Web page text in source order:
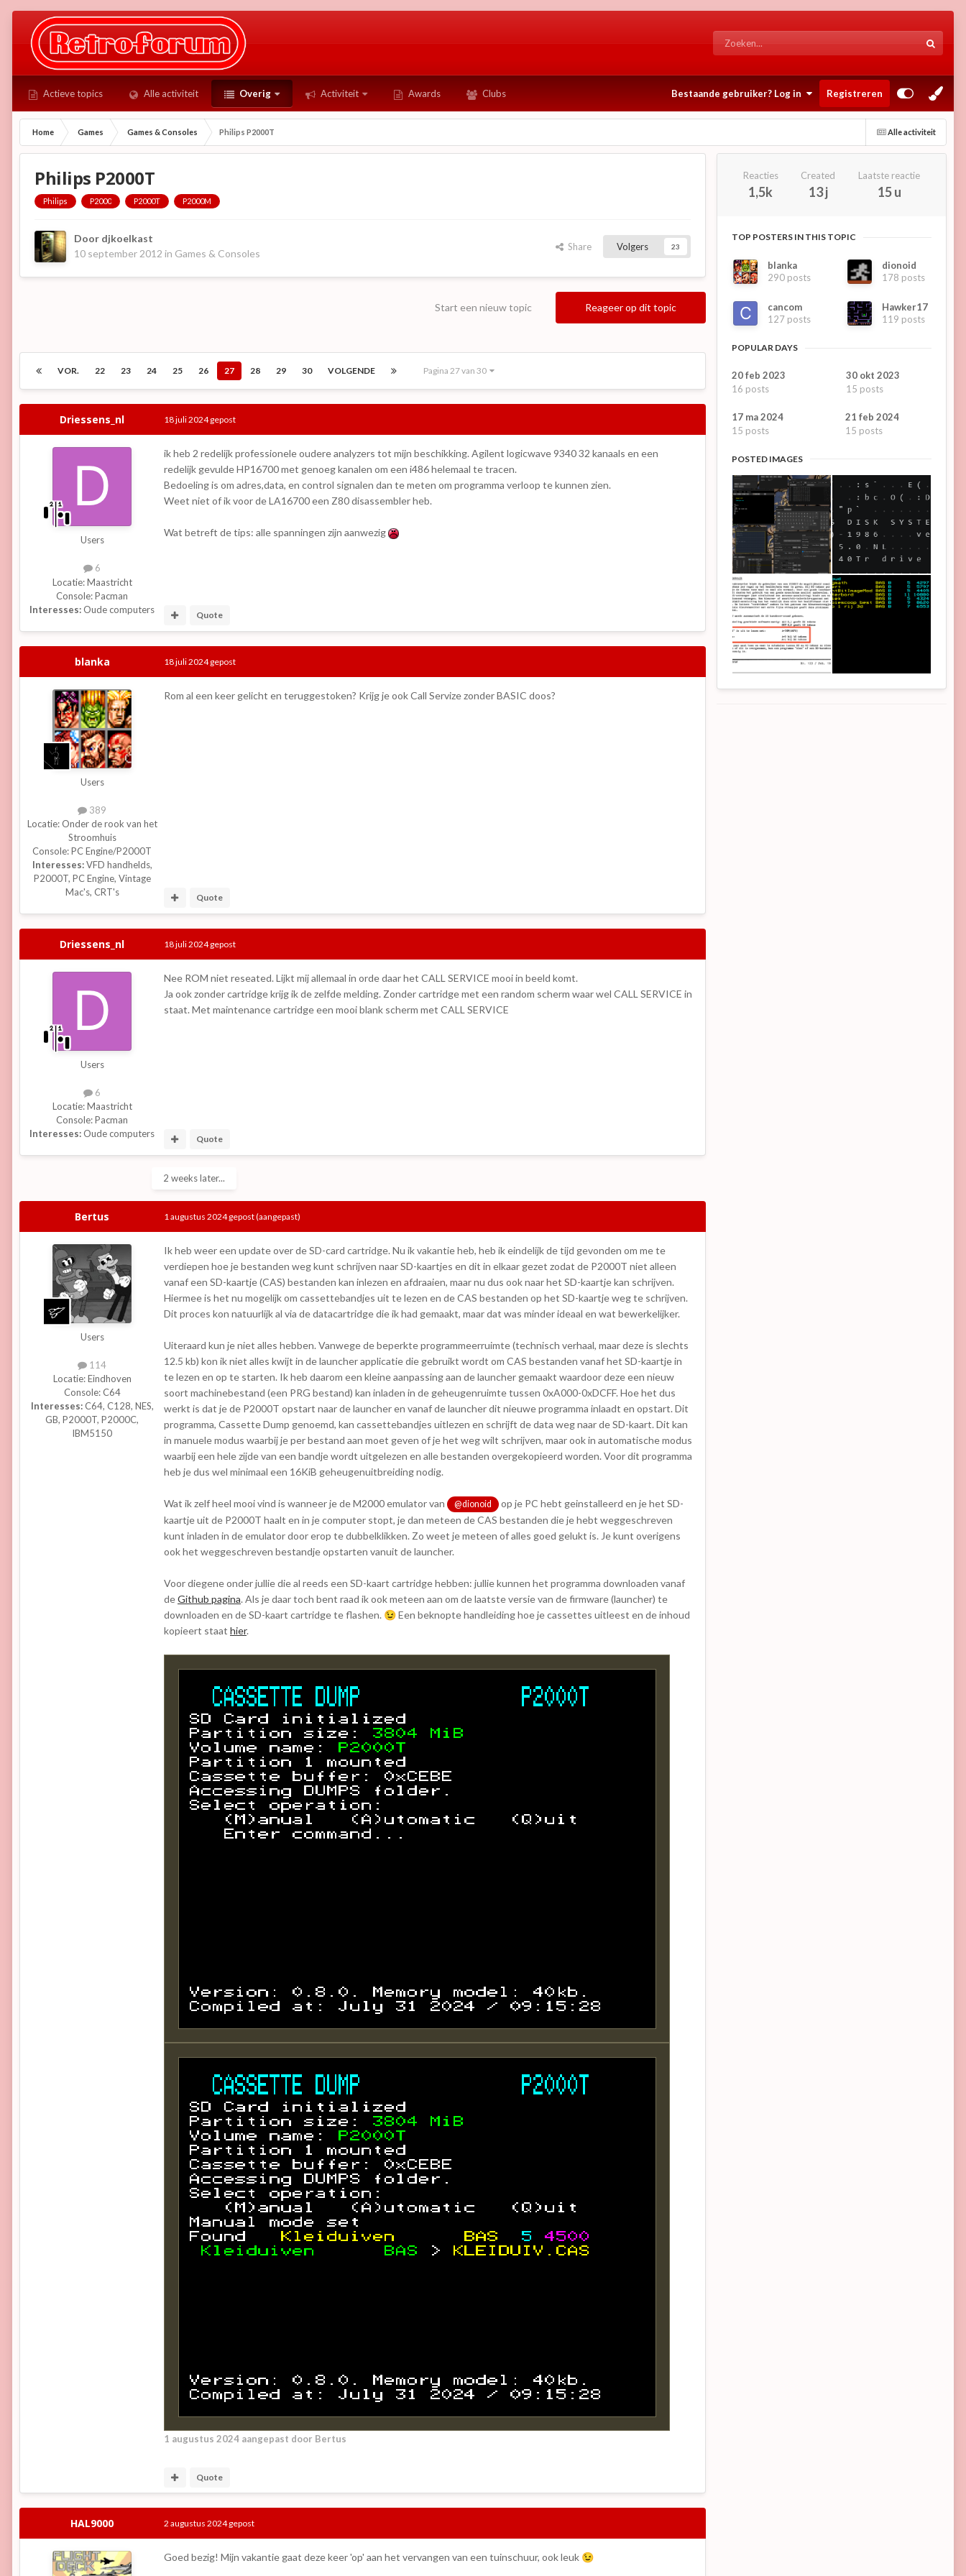
Actieve topics Alle activiteit Overig Activiteit Awards Clubs Bestaande gebruiker? Log in Registreren
Alle activiteit
Home Games Games & Consoles Philips P2000T
Philips P2000T
Philips P2000 P2000T P2000M
Door djkoelkast
10 september 2012 in Games & Consoles
Share Volgers 23
Reageer op dit topic
Start een nieuw topic
VOR. 22 23 24 25 26 27 28 29 30 VOLGENDE Pagina 27 van 30
Driessens_nl
Users
6
Locatie:Maastricht
Console:Pacman
Interesses:Oude computers
18 juli 2024gepost
ik heb 2 redelijk professionele oudere analyzers tot mijn beschikking. Agilent logicwave 9340 32 kanaals en een
redelijk gevulde HP16700 met genoeg kanalen om een i486 helemaal te tracen.
Bedoeling is om adres,data, en control signalen dan te meten om programma verloop te kunnen zien.
Weet niet of ik voor de LA16700 een Z80 disassembler heb.
Wat betreft de tips: alle spanningen zijn aanwezig
Quote
blanka
Users
389
Locatie:Onder de rook van het
Stroomhuis
Console:PC Engine/P2000T
Interesses:VFD handhelds,
P2000T, PC Engine, Vintage
Mac's, CRT's
18 juli 2024gepost
Rom al een keer gelicht en teruggestoken? Krijg je ook Call Servize zonder BASIC doos?
Quote
Driessens_nl
Users
6
Locatie:Maastricht
Console:Pacman
Interesses:Oude computers
18 juli 2024gepost
Nee ROM niet reseated. Lijkt mij allemaal in orde daar het CALL SERVICE mooi in beeld komt.
Ja ook zonder cartridge krijg ik de zelfde melding. Zonder cartridge met een random scherm waar wel CALL SERVICE in
staat. Met maintenance cartridge een mooi blank scherm met CALL SERVICE
Quote
2 weeks later...
Bertus
Users
114
Locatie:Eindhoven
Console:C64
Interesses:C64, C128, NES,
GB, P2000T, P2000C,
IBM5150
1 augustus 2024gepost(aangepast)
Ik heb weer een update over de SD-card cartridge. Nu ik vakantie heb, heb ik eindelijk de tijd gevonden om me te
verdiepen hoe je bestanden weg kunt schrijven naar SD-kaartjes en dit in elkaar gezet zodat de P2000T niet alleen
vanaf een SD-kaartje (CAS) bestanden kan inlezen en afdraaien, maar nu dus ook naar het SD-kaartje kan schrijven.
Hiermee is het nu mogelijk om cassettebandjes uit te lezen en de CAS bestanden op het SD-kaartje weg te schrijven.
Dit proces kon natuurlijk al via de datacartridge die ik had gemaakt, maar dat was minder ideaal en wat bewerkelijker.
Uiteraard kun je niet alles hebben. Vanwege de beperkte programmeerruimte (technisch verhaal, maar deze is slechts
12.5 kb) kon ik niet alles kwijt in de launcher applicatie die gebruikt wordt om CAS bestanden vanaf het SD-kaartje in
te lezen en op te starten. Ik heb daarom een kleine aanpassing aan de launcher gemaakt waardoor deze een nieuw
soort machinebestand (een PRG bestand) kan inladen in de geheugenruimte tussen 0xA000-0xDCFF. Hoe het dus
werkt is dat je de P2000T opstart naar de launcher en vanaf de launcher dit nieuwe programma inlaadt en opstart. Dit
programma, Cassette Dump genoemd, kan cassettebandjes uitlezen en schrijft de data weg naar de SD-kaart. Dit kan
in manuele modus waarbij je per bestand aan moet geven of je het weg wilt schrijven, maar ook in automatische modus
waarbij een hele zijde van een bandje wordt uitgelezen en alle bestanden overgekopieerd worden. Voor dit programma
heb je dus wel minimaal een 16KiB geheugenuitbreiding nodig.
Wat ik zelf heel mooi vind is wanneer je de M2000 emulator van @dionoid
op je PC hebt geinstalleerd en je het SD-
kaartje uit de P2000T haalt en in je computer stopt, je dan meteen de CAS bestanden die je hebt weggeschreven
kunt inladen in de emulator door erop te dubbelklikken. Zo weet je meteen of alles goed gelukt is. Je kunt overigens
ook het weggeschreven bestandje opstarten vanuit de launcher.
Voor diegene onder jullie die al reeds een SD-kaart cartridge hebben: jullie kunnen het programma downloaden vanaf
deGithub pagina. Als je daar toch bent raad ik ook meteen aan om de laatste versie van de firmware (launcher) te
downloaden en de SD-kaart cartridge te flashen. 😉Een beknopte handleiding hoe je cassettes uitleest en de inhoud
kopieert staat hier.
1 augustus 2024 aangepast door Bertus
Quote
HAL9000 2 augustus 2024gepost
Goed bezig! Mijn vakantie gaat deze keer 'op' aan het vervangen van een tuinschuur, ook leuk 😉
Reacties
1,5k
Created
13 j
Laatste reactie
15 u
TOP POSTERS IN THIS TOPIC
blanka
290 posts
dionoid
178 posts
cancom
127 posts
Hawker17
119 posts
POPULAR DAYS
20 feb 2023
16 posts
30 okt 2023
15 posts
17 ma 2024
15 posts
21 feb 2024
15 posts
POSTED IMAGES